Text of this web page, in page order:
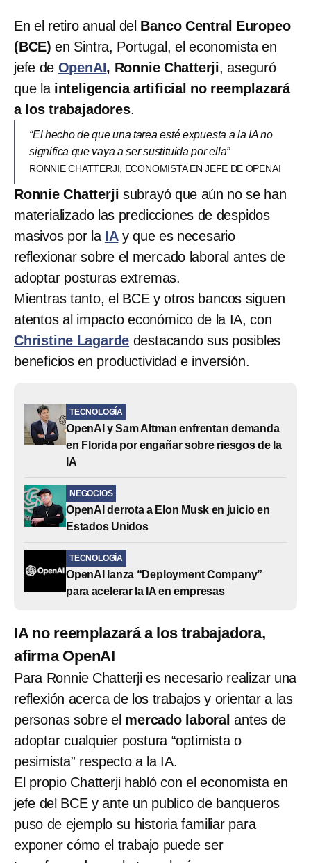
En el retiro anual del Banco Central Europeo
(BCE) en Sintra, Portugal, el economista en
jefe de OpenAI, Ronnie Chatterji, aseguró
que la inteligencia artificial no reemplazará
a los trabajadores.
“El hecho de que una tarea esté expuesta a la IA no
significa que vaya a ser sustituida por ella”
RONNIE CHATTERJI, ECONOMISTA EN JEFE DE OPENAI
Ronnie Chatterji subrayó que aún no se han
materializado las predicciones de despidos
masivos por la IAy que es necesario
reflexionar sobre el mercado laboral antes de
adoptar posturas extremas.
Mientras tanto, el BCE y otros bancos siguen
atentos al impacto económico de la IA, con
Christine Lagarde destacando sus posibles
beneficios en productividad e inversión.
TECNOLOGÍA
OpenAI y Sam Altman enfrentan demanda
en Florida por engañar sobre riesgos de la
IA
NEGOCIOS
OpenAI derrota a Elon Musk en juicio en
Estados Unidos
TECNOLOGÍA
OpenAI lanza “Deployment Company”
para acelerar la IA en empresas
IA no reemplazará a los trabajadora,
afirma OpenAI
Para Ronnie Chatterji es necesario realizar una
reflexión acerca de los trabajos y orientar a las
personas sobre el mercado laboral antes de
adoptar cualquier postura “optimista o
pesimista” respecto a la IA.
El propio Chatterji habló con el economista en
jefe del BCE y ante un publico de banqueros
puso de ejemplo su historia familiar para
exponer cómo el trabajo puede ser